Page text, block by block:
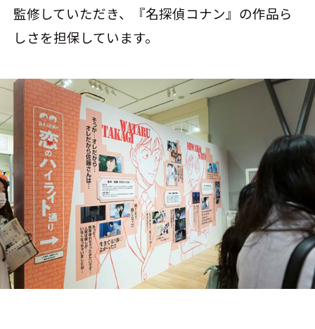
監修していただき、『名探偵コナン』の作品ら
しさを担保しています。